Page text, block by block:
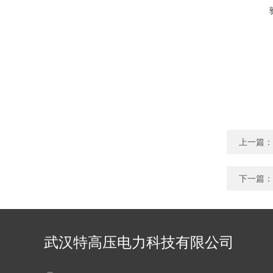
上一篇：
下一篇：
武汉特高压电力科技有限公司